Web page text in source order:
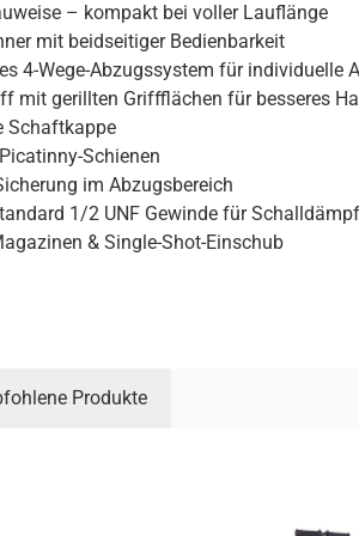
– kompakt bei voller Lauflänge
mit beidseitiger Bedienbarkeit
4-Wege-Abzugssystem für individuelle
mit gerillten Griffflächen für besseres
Schaftkappe
Schienen
im Abzugsbereich
1/2 UNF Gewinde für
& Single-Shot-Einschub
Produkte